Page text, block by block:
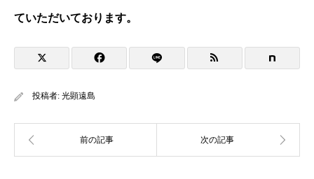
ていただいております。
投稿者: 光顕遠島